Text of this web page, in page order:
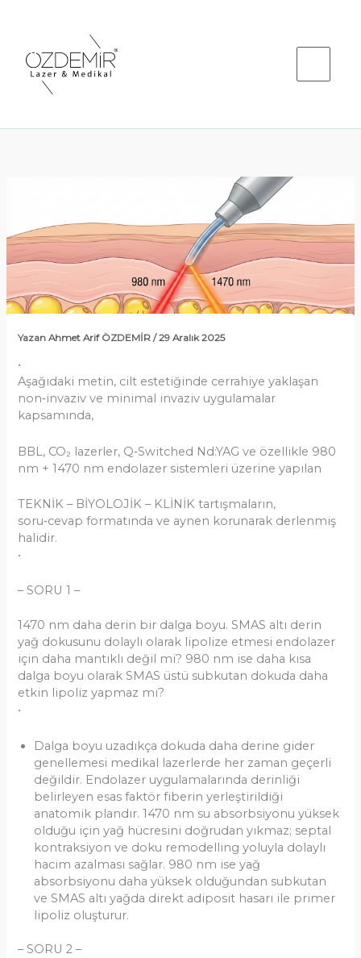
Yazan Ahmet Arif ÖZDEMİR/29 Aralık 2025
•
Aşağıdaki metin, cilt estetiğinde cerrahiye yaklaşan
non‑invaziv ve minimal invaziv uygulamalar
kapsamında,
BBL, CO₂ lazerler, Q‑Switched Nd:YAG ve özellikle 980
nm + 1470 nm endolazer sistemleri üzerine yapılan
TEKNİK – BİYOLOJİK – KLİNİK tartışmaların,
soru‑cevap formatında ve aynen korunarak derlenmiş
halidir.
•
– SORU 1 –
1470 nm daha derin bir dalga boyu. SMAS altı derin
yağ dokusunu dolaylı olarak lipolize etmesi endolazer
için daha mantıklı değil mi? 980 nm ise daha kısa
dalga boyu olarak SMAS üstü subkutan dokuda daha
etkin lipoliz yapmaz mı?
•
Dalga boyu uzadıkça dokuda daha derine gider
genellemesi medikal lazerlerde her zaman geçerli
değildir. Endolazer uygulamalarında derinliği
belirleyen esas faktör fiberin yerleştirildiği
anatomik plandır. 1470 nm su absorbsiyonu yüksek
olduğu için yağ hücresini doğrudan yıkmaz; septal
kontraksiyon ve doku remodelling yoluyla dolaylı
hacim azalması sağlar. 980 nm ise yağ
absorbsiyonu daha yüksek olduğundan subkutan
ve SMAS altı yağda direkt adiposit hasarı ile primer
lipoliz oluşturur.
– SORU 2 –